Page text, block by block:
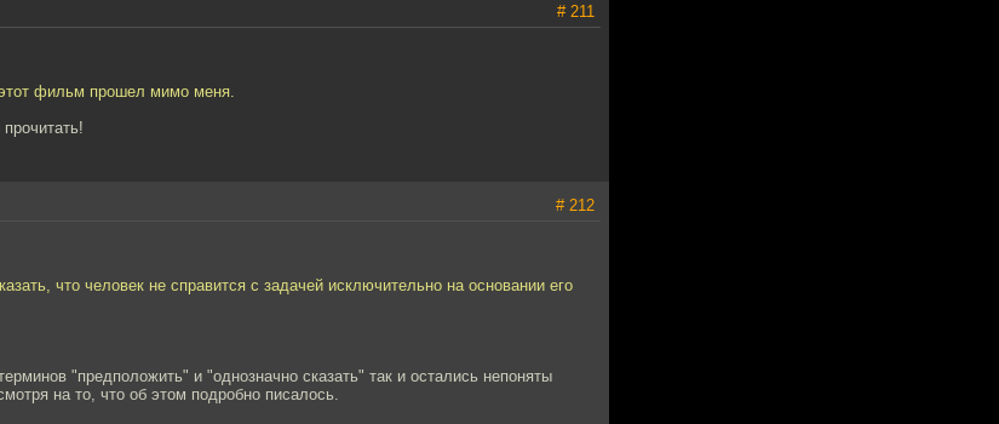
# 211
фильм прошел мимо меня.
# 212
что человек не справится с задачей исключительно на основании его
"предположить" и "однозначно сказать" так и остались непоняты
на то, что об этом подробно писалось.